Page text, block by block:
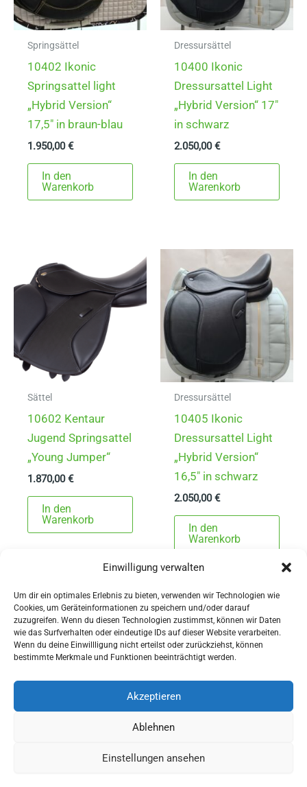
Einwilligung verwalten
Um dir ein optimales Erlebnis zu bieten, verwenden wir Technologien wie
Cookies, um Geräteinformationen zu speichern und/oder darauf
zuzugreifen. Wenn du diesen Technologien zustimmst, können wir Daten
wie das Surfverhalten oder eindeutige IDs auf dieser Website verarbeiten.
Wenn du deine Einwillligung nicht erteilst oder zurückziehst, können
bestimmte Merkmale und Funktionen beeinträchtigt werden.
Akzeptieren
Ablehnen
Einstellungen ansehen
Springsättel
10402 Ikonic
Springsattel light
„Hybrid Version“
17,5″ in braun-blau
1.950,00€
In den
Warenkorb
Dressursättel
10400 Ikonic
Dressursattel Light
„Hybrid Version“ 17″
in schwarz
2.050,00€
In den
Warenkorb
Sättel
10602 Kentaur
Jugend Springsattel
„Young Jumper“
1.870,00€
In den
Warenkorb
Dressursättel
10405 Ikonic
Dressursattel Light
„Hybrid Version“
16,5″ in schwarz
2.050,00€
In den
Warenkorb
AGBs
Widerrufsbelehrung
Copyright © 2026 - Sattlerei Meinecke